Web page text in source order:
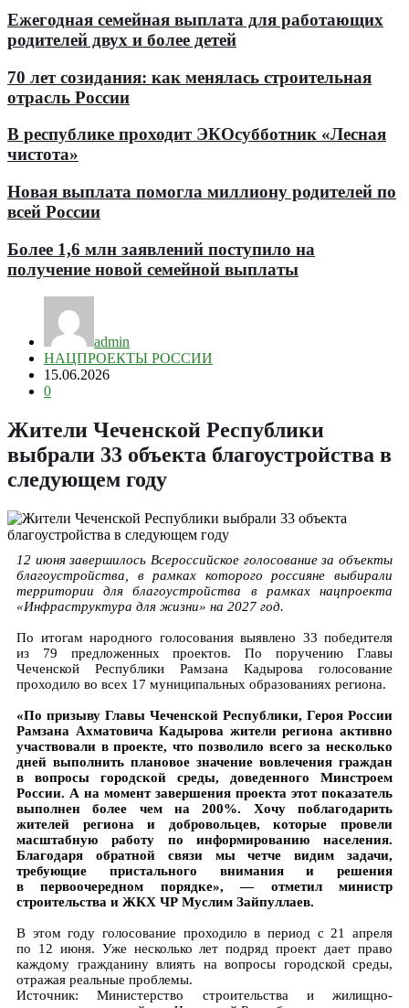
Ежегодная семейная выплата для работающих
родителей двух и более детей
70 лет созидания: как менялась строительная
отрасль России
В республике проходит ЭКОсубботник «Лесная
чистота»
Новая выплата помогла миллиону родителей по
всей России
Более 1,6 млн заявлений поступило на
получение новой семейной выплаты
admin
НАЦПРОЕКТЫ РОССИИ
15.06.2026
0
Жители Чеченской Республики
выбрали 33 объекта благоустройства в
следующем году
12 июня завершилось Всероссийское голосование за объекты
благоустройства, в рамках которого россияне выбирали
территории для благоустройства в рамках нацпроекта
«Инфраструктура для жизни» на 2027 год.
По итогам народного голосования выявлено 33 победителя
из 79 предложенных проектов. По поручению Главы
Чеченской Республики Рамзана Кадырова голосование
проходило во всех 17 муниципальных образованиях региона.
«По призыву Главы Чеченской Республики, Героя России
Рамзана Ахматовича Кадырова жители региона активно
участвовали в проекте, что позволило всего за несколько
дней выполнить плановое значение вовлечения граждан
в вопросы городской среды, доведенного Минстроем
России. А на момент завершения проекта этот показатель
выполнен более чем на 200%. Хочу поблагодарить
жителей региона и добровольцев, которые провели
масштабную работу по информированию населения.
Благодаря обратной связи мы четче видим задачи,
требующие пристального внимания и решения
в первоочередном порядке», — отметил министр
строительства и ЖКХ ЧР Муслим Зайпуллаев.
В этом году голосование проходило в период с 21 апреля
по 12 июня. Уже несколько лет подряд проект дает право
каждому гражданину влиять на вопросы городской среды,
отражая реальные проблемы.
Источник: Министерство строительства и жилищно-